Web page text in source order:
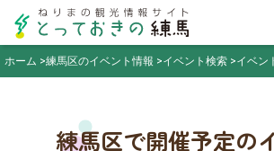
ホーム
練馬区のイベント情報 イベント検索 イベン
練馬区で開催予定の